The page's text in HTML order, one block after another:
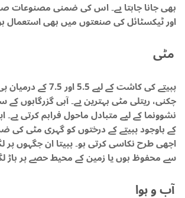
بھی جانا چاہتا ہے۔ اس کی ضمنی مصنوعات
اور ٹیکسٹائل کی صنعتوں میں بھی استعمال
مٹی
پپیتے کی کاشت کے لیے 5.5
چکنی، ریتلی مٹی بہترین ہے۔ آبی گزرگاہوں کے
نشوونما کے لیے متبادل ماحول فراہم کرتی
کے باوجود پپیتے کے درختوں کو گہری مٹی کی
اچھی طرح نکاسی کرتی ہو۔ پپیتا ان جگہوں پر
سے محفوظ ہوں یا زمین کے محیط حصے پر باڑ
آب و ہوا